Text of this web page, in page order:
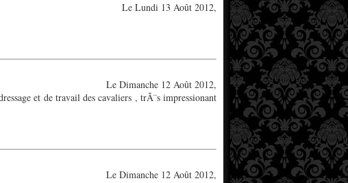
Le Lundi 13 Août 2012,
Le Dimanche 12 Août 2012,
et de travail des cavaliers , trÃ¨s impressionant
Le Dimanche 12 Août 2012,